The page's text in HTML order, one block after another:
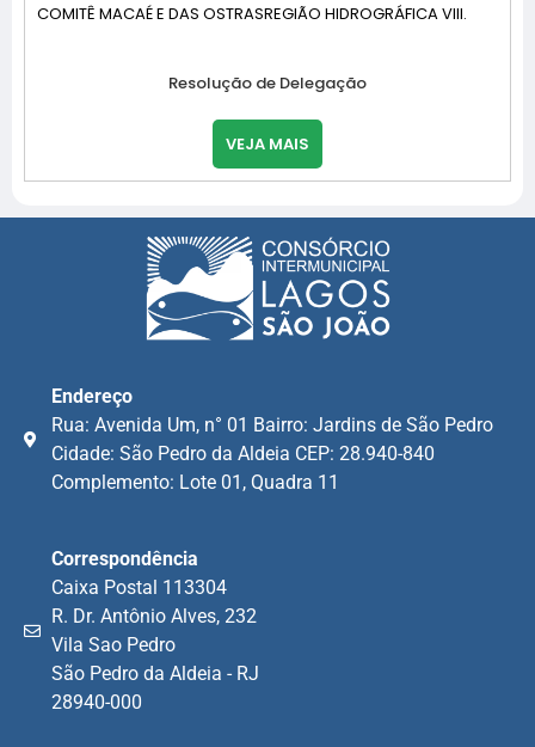
COMITÊ MACAÉ E DAS OSTRASREGIÃO HIDROGRÁFICA VIII.
Resolução de Delegação
VEJA MAIS
Endereço
Rua: Avenida Um, n° 01 Bairro: Jardins de São Pedro
Cidade: São Pedro da Aldeia CEP: 28.940-840
Complemento: Lote 01, Quadra 11
Correspondência
Caixa Postal 113304
R. Dr. Antônio Alves, 232
Vila Sao Pedro
São Pedro da Aldeia - RJ
28940-000